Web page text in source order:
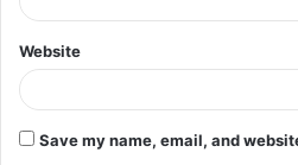
Website
Save my name, email, and